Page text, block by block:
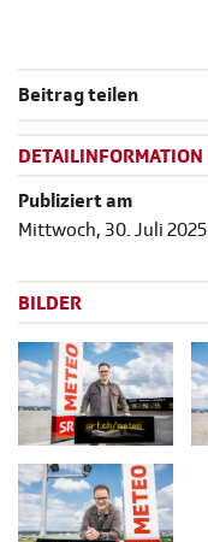
Beitrag teilen
DETAILINFORMATION
Publiziert am
Mittwoch, 30. Juli 2025
BILDER